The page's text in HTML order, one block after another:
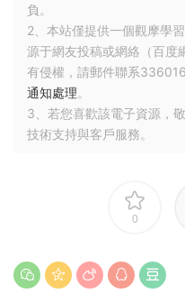
負。
2、本站僅提供一個觀摩學
源于網友投稿或網絡（百度
有侵權，請郵件聯系
通知處理。
3、若您喜歡該電子資源，
技術支持與客戶服務。
0